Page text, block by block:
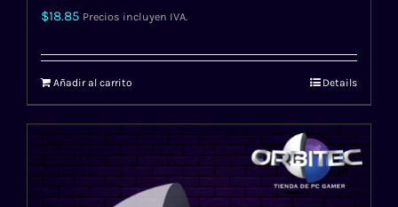
$18.85 Precios incluyen IVA.
Añadir al carrito Details